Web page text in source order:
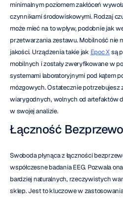
minimalnym poziomem zakłóceń
czynnikami środowiskowymi. Rodzaj
może mieć na to wpływ, podobnie jak
przetwarzania zestawu. Mobilność nie
jakości. Urządzenia takie jak Epoc X są
mobilnych i zostały zweryfikowane w
systemami laboratoryjnymi pod kątem
mózgowych. Ostatecznie potrzebujesz
wiarygodnych, wolnych od artefaktów
w swojej analizie.
Łączność
Swoboda płynąca z łączności
współczesne badania EEG. Pozwala
bardziej naturalnych, rzeczywistych
sklep. Jest to kluczowe w